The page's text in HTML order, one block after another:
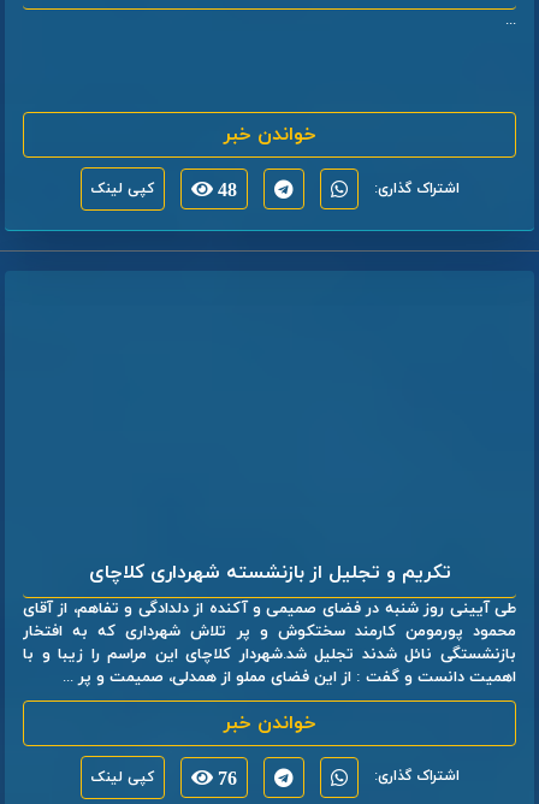
...
خواندن خبر
اشتراک گذاری: 48 کپی لینک
تکریم و تجلیل از بازنشسته شهرداری کلاچای
طی آیینی روز شنبه در فضای صمیمی و آکنده از دلدادگی و تفاهم، از آقای
محمود پورمومن کارمند سختکوش و پر تلاش شهرداری که به افتخار
بازنشستگی نائل شدند تجلیل شد.شهردار کلاچای این مراسم را زیبا و با
اهمیت دانست و گفت : از این فضای مملو از همدلی، صمیمت و پر ...
خواندن خبر
اشتراک گذاری: 76 کپی لینک